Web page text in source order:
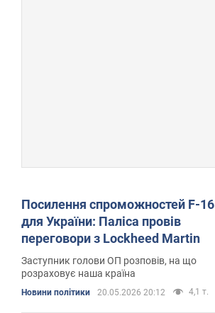
Посилення спроможностей F-16
для України: Паліса провів
переговори з Lockheed Martin
Заступник голови ОП розповів, на що
розраховує наша країна
Новини політики 20.05.2026 20:12 4,1 т.